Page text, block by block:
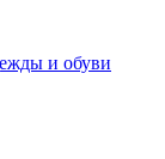
и обуви